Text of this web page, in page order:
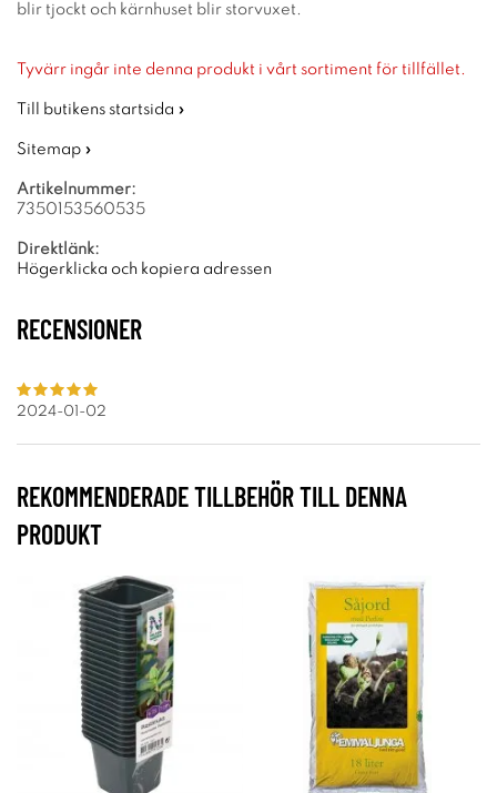
blir tjockt och kärnhuset blir storvuxet.
Tyvärr ingår inte denna produkt i vårt sortiment för tillfället.
Till butikens startsida »
Sitemap »
Artikelnummer:
7350153560535
Direktlänk:
Högerklicka och kopiera adressen
RECENSIONER
2024-01-02
REKOMMENDERADE TILLBEHÖR TILL DENNA
PRODUKT